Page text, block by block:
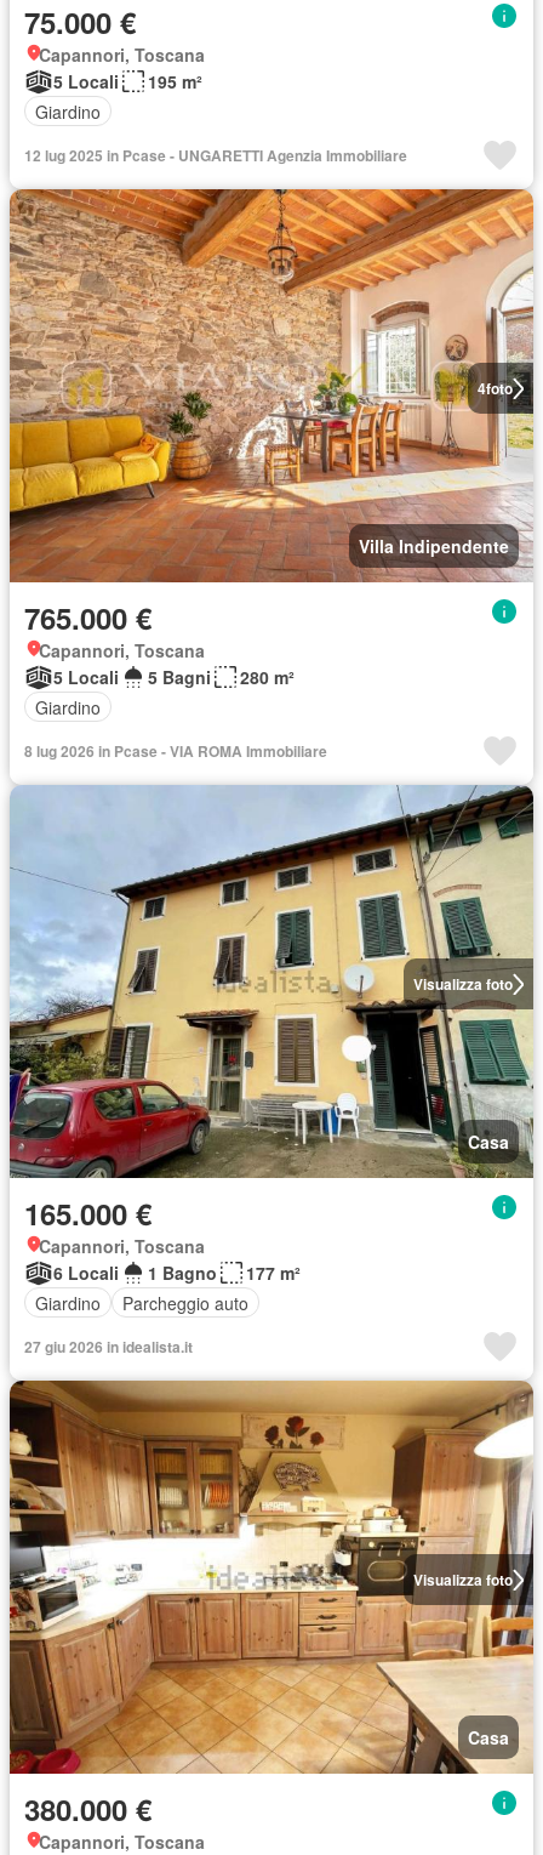
75.000 €
Capannori, Toscana
5 Locali
195 m²
Giardino
12 lug 2025 in Pcase - UNGARETTI Agenzia Immobiliare
4foto
Villa Indipendente
765.000 €
Capannori, Toscana
5 Locali
5 Bagni
280 m²
Giardino
8 lug 2026 in Pcase - VIA ROMA Immobiliare
Visualizza foto
Casa
165.000 €
Capannori, Toscana
6 Locali
1 Bagno
177 m²
Giardino
Parcheggio auto
27 giu 2026 in idealista.it
Visualizza foto
Casa
380.000 €
Capannori, Toscana